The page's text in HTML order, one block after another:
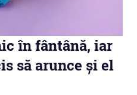
în fântână, iar
să arunce și el